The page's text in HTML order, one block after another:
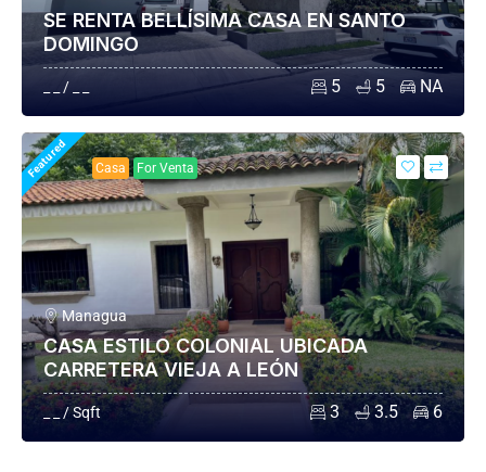
SE RENTA BELLÍSIMA CASA EN SANTO
DOMINGO
_ _ / _ _ 5 5 NA
Featured Casa For Venta
Managua
CASA ESTILO COLONIAL UBICADA
CARRETERA VIEJA A LEÓN
_ _ / Sqft 3 3.5 6